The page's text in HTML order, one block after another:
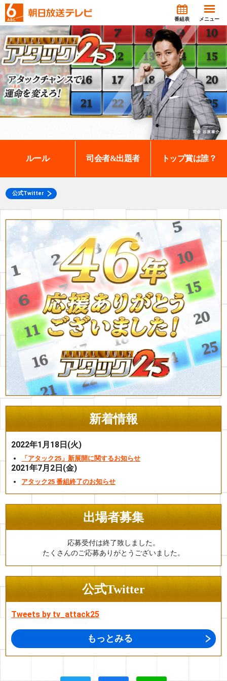
番組表 メニュー
ルール 司会者&出題者 トップ賞は誰？
公式Twitter
新着情報
2022年1月18日(火)
「アタック25」新展開に関するお知らせ
2021年7月2日(金)
アタック25 番組終了のお知らせ
出場者募集
応募受付は終了致しました。
たくさんのご応募ありがとうございました。
公式Twitter
Tweets by tv_attack25
もっとみる